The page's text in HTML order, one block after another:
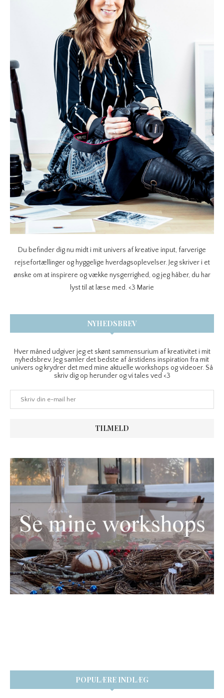
Du befinder dig nu midt i mit univers af kreative input, farverige
rejsefortællinger og hyggelige hverdagsoplevelser. Jeg skriver i et
ønske om at inspirere og vække nysgerrighed, og jeg håber, du har
lyst til at læse med. <3 Marie
NYHEDSBREV
Hver måned udgiver jeg et skønt sammensurium af kreativitet i mit
nyhedsbrev. Jeg samler det bedste af årstidens inspiration fra mit
univers og krydrer det med mine aktuelle workshops og videoer. Så
skriv dig op herunder og vi tales ved <3
POPULÆRE INDLÆG